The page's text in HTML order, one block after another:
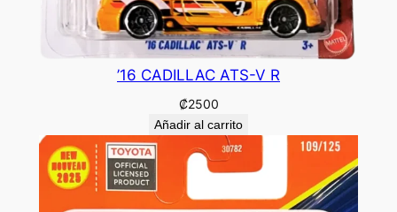
’16 CADILLAC ATS-V R
₡2500
Añadir al carrito